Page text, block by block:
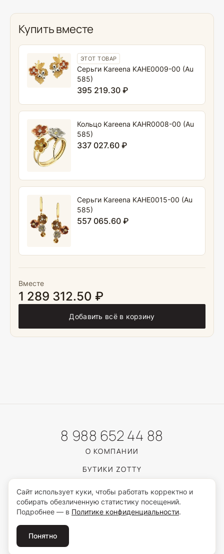
Купить вместе
ЭТОТ ТОВАР
Серьги Kareena KAHE0009-00 (Au
585)
395 219.30 ₽
Кольцо Kareena KAHR0008-00 (Au
585)
337 027.60 ₽
Серьги Kareena KAHE0015-00 (Au
585)
557 065.60 ₽
Вместе
1 289 312.50 ₽
Добавить всё в корзину
8 988 652 44 88
О КОМПАНИИ
БУТИКИ ZOTTY
КАТАЛОГ
ЮВЕЛИРНЫЙ ГИД
Сайт использует куки, чтобы работать корректно и
собирать обезличенную статистику посещений.
Подробнее — в Политике конфиденциальности.
Понятно